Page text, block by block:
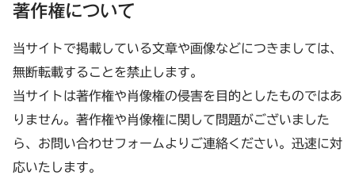
著作権について
当サイトで掲載している文章や画像などにつきましては、
無断転載することを禁止します。
当サイトは著作権や肖像権の侵害を目的としたものではあ
りません。著作権や肖像権に関して問題がございました
ら、お問い合わせフォームよりご連絡ください。迅速に対
応いたします。